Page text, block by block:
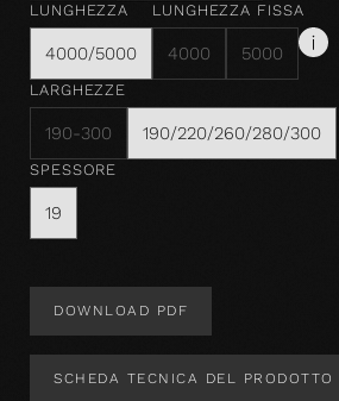
LUNGHEZZA
4000/5000
LUNGHEZZA FISSA
4000 5000
LARGHEZZE
190-300 190/220/260/280/300
SPESSORE
19
DOWNLOAD PDF
SCHEDA TECNICA DEL PRODOTTO